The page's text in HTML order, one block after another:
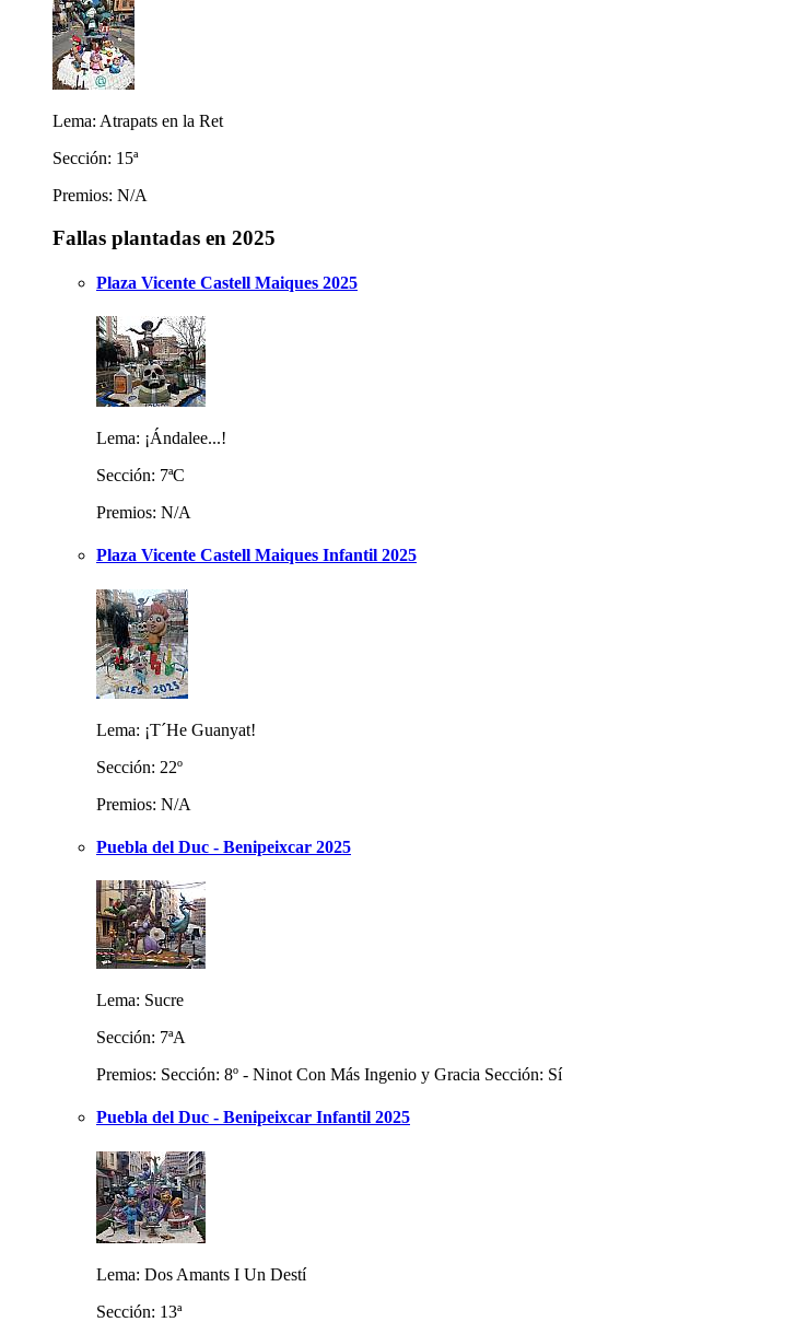
Lema: Atrapats en la Ret
Sección: 15ª
Premios: N/A
Fallas plantadas en 2025
Plaza Vicente Castell Maiques 2025
Lema: ¡Ándalee...!
Sección: 7ªC
Premios: N/A
Plaza Vicente Castell Maiques Infantil 2025
Lema: ¡T´He Guanyat!
Sección: 22º
Premios: N/A
Puebla del Duc - Benipeixcar 2025
Lema: Sucre
Sección: 7ªA
Premios: Sección: 8º - Ninot Con Más Ingenio y Gracia Sección: Sí
Puebla del Duc - Benipeixcar Infantil 2025
Lema: Dos Amants I Un Destí
Sección: 13ª